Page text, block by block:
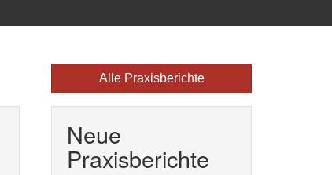
Alle Praxisberichte
Neue
Praxisberichte